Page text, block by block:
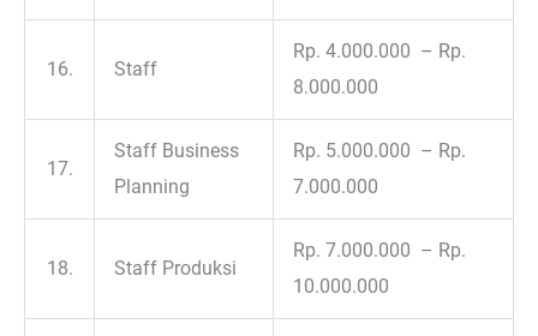
16. Staff
Rp. 4.000.000 – Rp.
8.000.000
17.
Staff Business
Planning
Rp. 5.000.000 – Rp.
7.000.000
18. Staff Produksi
Rp. 7.000.000 – Rp.
10.000.000